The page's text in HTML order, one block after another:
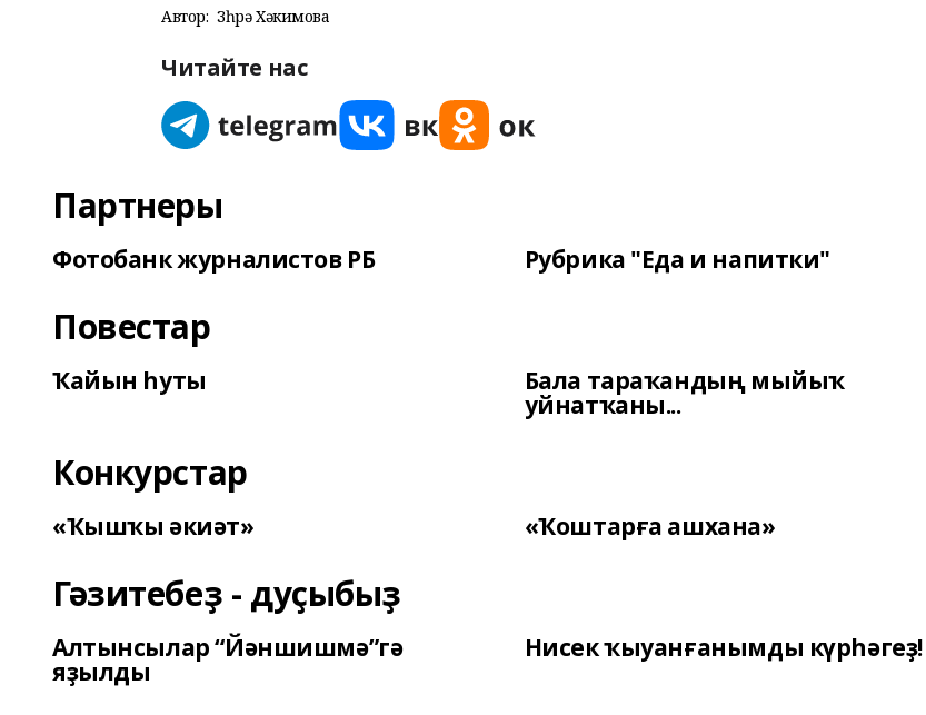
Автор: Зөһрә Хәкимова
Читайте нас
Партнеры
Фотобанк журналистов РБ Рубрика "Еда и напитки"
Повестар
Ҡайын һуты Бала тараҡандың мыйыҡ
уйнатҡаны...
Конкурстар
«Ҡышҡы әкиәт» «Ҡоштарға ашхана»
Гәзитебеҙ - дуҫыбыҙ
Алтынсылар “Йәншишмә”гә
яҙылды
Нисек ҡыуанғанымды күрһәгеҙ!